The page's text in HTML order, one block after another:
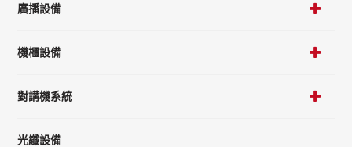
廣播設備
機櫃設備
對講機系統
光纖設備